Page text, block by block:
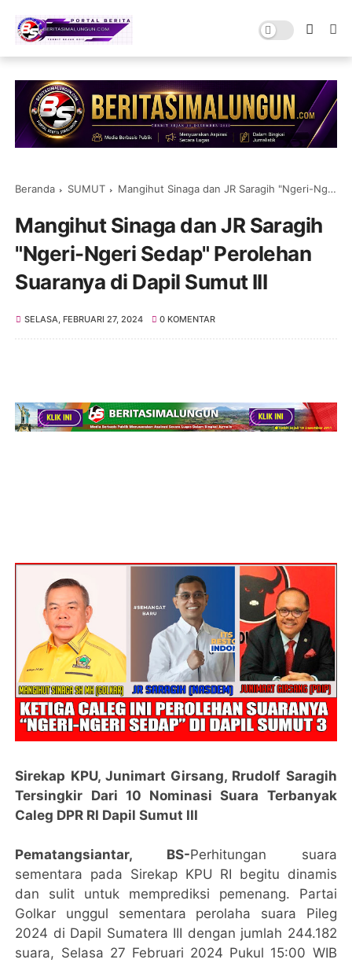
Beranda SUMUT Mangihut Sinaga dan JR Saragih "Ngeri-Ngeri Sedap" Perolehan Suaranya di Dapil Sumut III
Mangihut Sinaga dan JR Saragih
"Ngeri-Ngeri Sedap" Perolehan
Suaranya di Dapil Sumut III
SELASA, FEBRUARI 27, 2024 0 KOMENTAR
Sirekap KPU, Junimart Girsang, Rrudolf Saragih
Tersingkir Dari 10 Nominasi Suara Terbanyak
Caleg DPR RI Dapil Sumut III
Pematangsiantar, BS-Perhitungan suara
sementara pada Sirekap KPU RI begitu dinamis
dan sulit untuk memprediksi pemenang. Partai
Golkar unggul sementara perolaha suara Pileg
2024 di Dapil Sumatera III dengan jumlah 244.182
suara, Selasa 27 Februari 2024 Pukul 15:00 WIB